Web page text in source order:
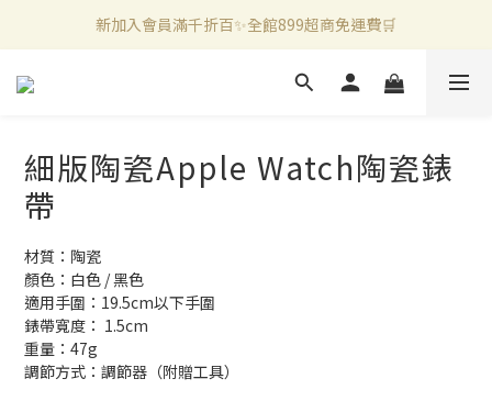
新加入會員滿千折百✨全館899超商免運費🛒
細版陶瓷Apple Watch陶瓷錶
帶
材質：陶瓷
顏色：白色 / 黑色
適用手圍：19.5cm以下手圍
錶帶寬度： 1.5cm
重量：47g
調節方式：調節器（附贈工具）